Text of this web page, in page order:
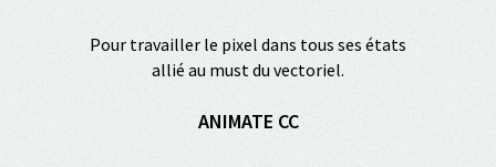
Pour travailler le pixel dans tous ses états
allié au must du vectoriel.
ANIMATE CC